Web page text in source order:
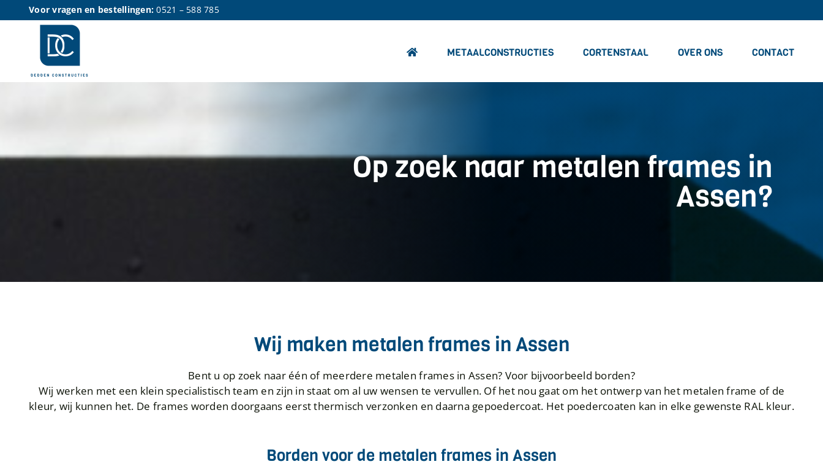
naar
Voor vragen en bestellingen: 0521 – 588 785
METAALCONSTRUCTIES CORTENSTAAL OVER ONS CONTACT
Op zoek naar metalen frames in
Assen?
Wij maken metalen frames in Assen
Bent u op zoek naar één of meerdere metalen frames in Assen? Voor bijvoorbeeld borden?
Wij werken met een klein specialistisch team en zijn in staat om al uw wensen te vervullen. Of het nou gaat om het ontwerp van het metalen frame of de
kleur, wij kunnen het. De frames worden doorgaans eerst thermisch verzonken en daarna gepoedercoat. Het poedercoaten kan in elke gewenste RAL kleur.
Borden voor de metalen frames in Assen